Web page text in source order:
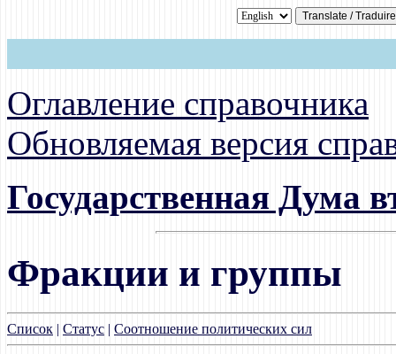
Оглавление справочника
Обновляемая версия
Государственная Дума
Фракции и группы
Список | Статус | Соотношение политических сил